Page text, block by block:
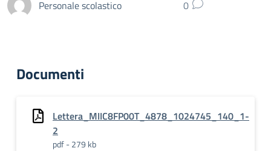
Personale scolastico 0
Documenti
Lettera_MIIC8FP00T_4878_1024745_140_1-
2
pdf - 279 kb